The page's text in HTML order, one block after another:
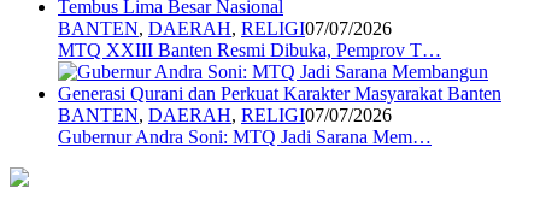
BANTEN, DAERAH, RELIGI07/07/2026
MTQ XXIII Banten Resmi Dibuka, Pemprov T…
BANTEN, DAERAH, RELIGI07/07/2026
Gubernur Andra Soni: MTQ Jadi Sarana Mem…